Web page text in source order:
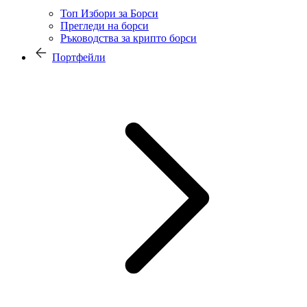
Топ Избори за Борси
Прегледи на борси
Ръководства за крипто борси
Портфейли